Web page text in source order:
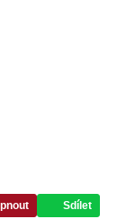
Sdílet